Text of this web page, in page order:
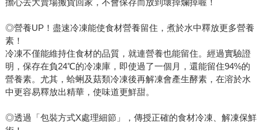
擔心去大賣場搬貨回家，不會保存而放到壞掉爛掉喔！
◎營養UP！盡速冷凍能使食材營養留住，煮於水中釋放更多營養
素！
冷凍不僅能維持住食材的品質，就連營養也能留住。經過實驗證
明，保存在負24℃的冷凍庫，即使過了一個月，還能留住94%的
營養素。尤其，蛤蜊及菇類冷凍後再解凍會產生酵素，在溶於水
中更容易釋放出精華，使味道更鮮甜。
◎透過「包裝方式X處理細節」，傳授正確的食材冷凍、解凍保鮮